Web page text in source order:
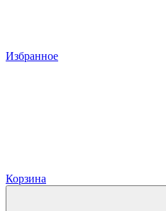
Избранное
Корзина